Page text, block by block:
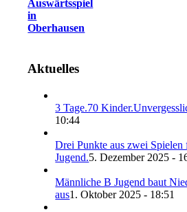
Auswärtsspiel
in
Oberhausen
Aktuelles
3 Tage.70
10:44
Drei Punkte aus zwei
Jugend.5. Dezember 2025 -
Männliche B Jugend baut
aus1. Oktober 2025 - 18:51